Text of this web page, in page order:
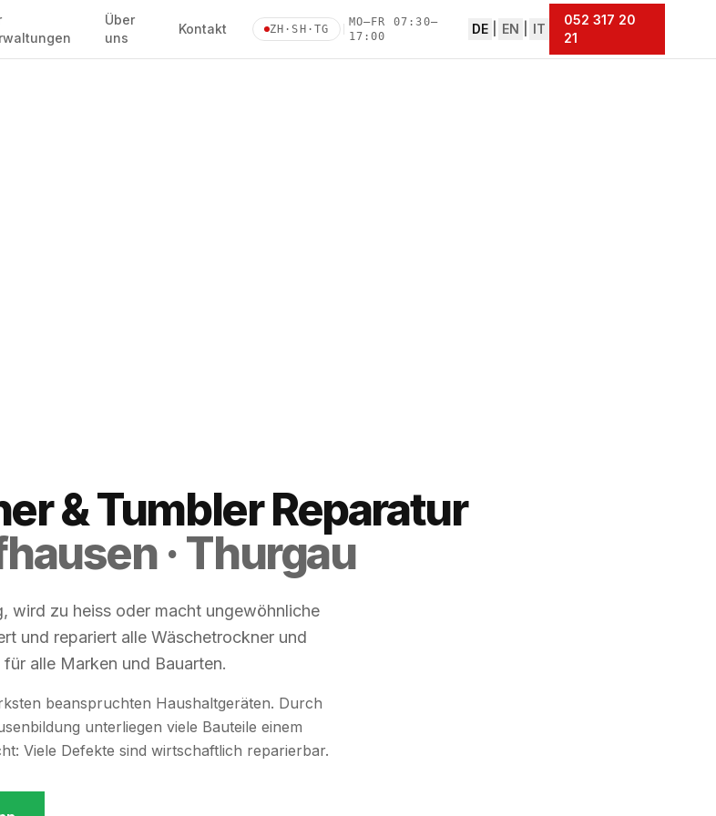
Über
uns
Kontakt ZH·SH·TG
MO–FR 07:30–
17:00
DE EN IT
052 317 20
21
& Tumbler Reparatur
· Thurgau
wird zu heiss oder macht ungewöhnliche
und repariert alle Wäschetrockner und
alle Marken und Bauarten.
beanspruchten Haushaltgeräten. Durch
unterliegen viele Bauteile einem
Viele Defekte sind wirtschaftlich reparierbar.